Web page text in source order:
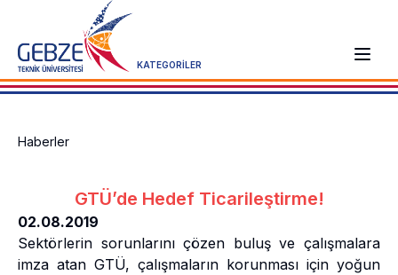
KATEGORİLER
Haberler
GTÜ’de Hedef Ticarileştirme!
02.08.2019
Sektörlerin sorunlarını çözen buluş ve çalışmalara
imza atan GTÜ, çalışmaların korunması için yoğun